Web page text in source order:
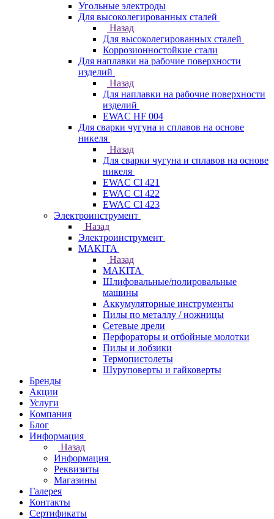
Угольные электроды
Для высоколегированных сталей
Назад
Для высоколегированных сталей
Коррозионностойкие стали
Для наплавки на рабочие поверхности
изделий
Назад
Для наплавки на рабочие поверхности
изделий
EWAC HF 004
Для сварки чугуна и сплавов на основе
никеля
Назад
Для сварки чугуна и сплавов на основе
никеля
EWAC Cl 421
EWAC Cl 422
EWAC Cl 423
Электроинструмент
Назад
Электроинструмент
МAKITA
Назад
МAKITA
Шлифовальные/полировальные
машины
Аккумуляторные инструменты
Пилы по металлу / ножницы
Сетевые дрели
Перфораторы и отбойные молотки
Пилы и лобзики
Термопистолеты
Шуруповерты и гайковерты
Бренды
Акции
Услуги
Компания
Блог
Информация
Назад
Информация
Реквизиты
Магазины
Галерея
Контакты
Сертификаты